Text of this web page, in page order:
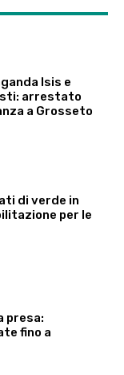
Isis e
arrestato
a Grosseto
di verde in
per le
presa:
fino a